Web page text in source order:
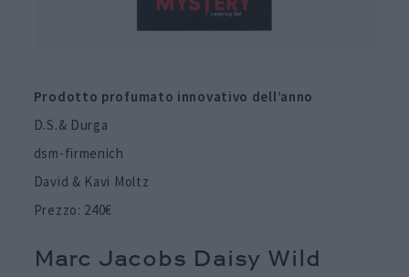
Prodotto profumato innovativo dell’anno
D.S.& Durga
dsm-firmenich
David & Kavi Moltz
Prezzo: 240€
Marc Jacobs Daisy Wild